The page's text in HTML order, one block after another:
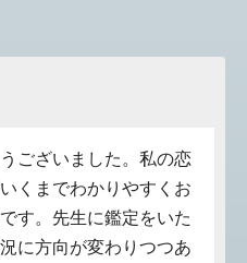
ございました。私の恋
くまでわかりやすくお
す。先生に鑑定をいた
に方向が変わりつつあ